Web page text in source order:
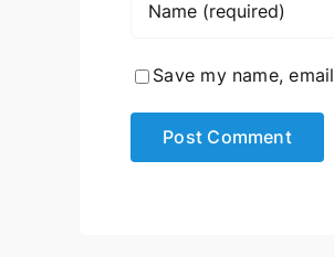
Save my name,